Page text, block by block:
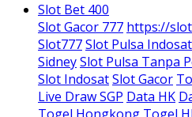
Slot Bet 400
Slot Gacor 777 https://
Slot777Slot Pulsa Indosat
SidneySlot Pulsa Tanpa
Slot IndosatSlot Gacor
Live Draw SGP Data HK